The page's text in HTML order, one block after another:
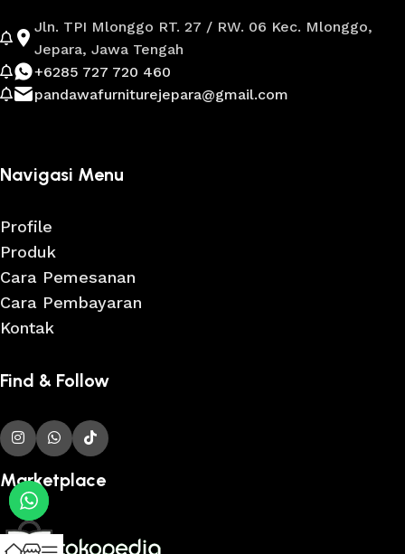
Jln. TPI Mlonggo RT. 27 / RW. 06 Kec. Mlonggo,
Jepara, Jawa Tengah
+6285 727 720 460
pandawafurniturejepara@gmail.com
Navigasi Menu
Profile
Produk
Cara Pemesanan
Cara Pembayaran
Kontak
Find & Follow
Marketplace